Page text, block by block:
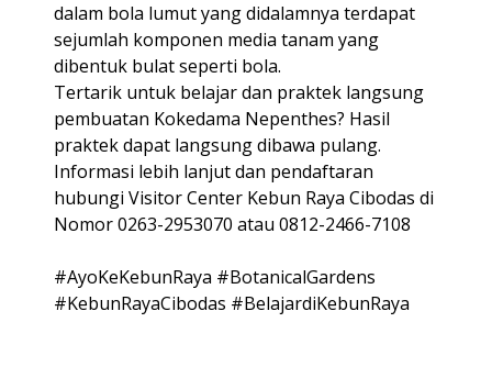
dalam bola lumut yang didalamnya terdapat
sejumlah komponen media tanam yang
dibentuk bulat seperti bola.
Tertarik untuk belajar dan praktek langsung
pembuatan Kokedama Nepenthes? Hasil
praktek dapat langsung dibawa pulang.
Informasi lebih lanjut dan pendaftaran
hubungi Visitor Center Kebun Raya Cibodas di
Nomor 0263-2953070 atau 0812-2466-7108
#AyoKeKebunRaya #BotanicalGardens
#KebunRayaCibodas #BelajardiKebunRaya